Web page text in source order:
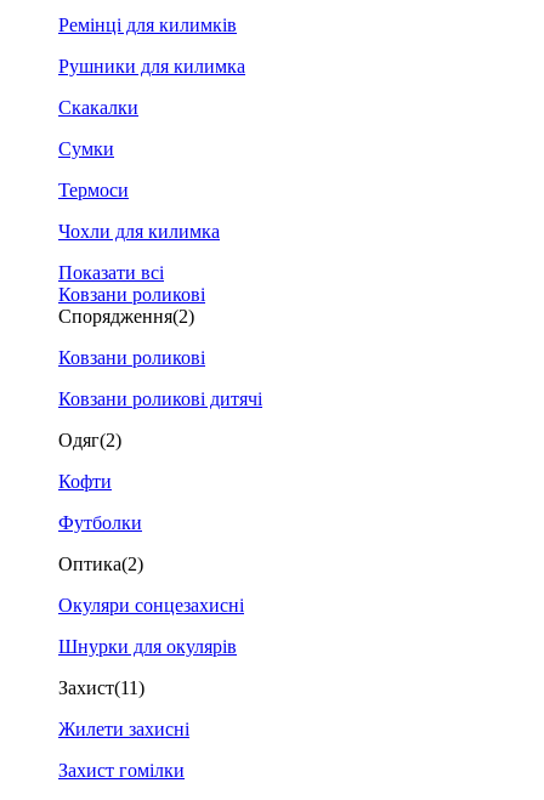
Ремінці для килимків
Рушники для килимка
Скакалки
Сумки
Термоси
Чохли для килимка
Показати всі
Ковзани роликові
Спорядження(2)
Ковзани роликові
Ковзани роликові дитячі
Одяг(2)
Кофти
Футболки
Оптика(2)
Окуляри сонцезахисні
Шнурки для окулярів
Захист(11)
Жилети захисні
Захист гомілки